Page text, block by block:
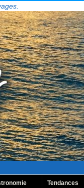
Tendances